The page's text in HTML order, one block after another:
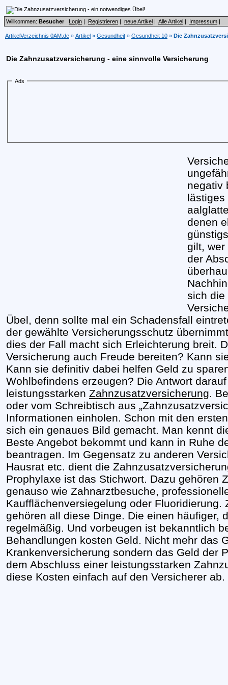
Willkommen: Besucher Login | Registrieren | neue Artikel | Alle Artikel | Impressum |
ArtikelVerzeichnis 0AM.de » Artikel » Gesundheit » Gesundheit 10 » Die
Die Zahnzusatzversicherung - eine sinnvolle Versicherung
Ads
negativ
lästiges
denen
gilt, wer
der
sich die
Übel, denn sollte mal ein Schadensfall
der gewählte Versicherungsschutz
dies der Fall macht sich Erleichterung breit.
Versicherung auch Freude bereiten? Kann
Kann sie definitiv dabei helfen Geld zu
Wohlbefindens erzeugen? Die Antwort
leistungsstarken Zahnzusatzversicherung.
oder vom Schreibtisch aus
Informationen einholen. Schon mit den
sich ein genaues Bild gemacht. Man kennt
Beste Angebot bekommt und kann in Ruhe
beantragen. Im Gegensatz zu anderen
Hausrat etc. dient die
Prophylaxe ist das Stichwort. Dazu gehören
genauso wie Zahnarztbesuche,
Kaufflächenversiegelung oder
gehören all diese Dinge. Die einen häufiger,
regelmäßig. Und vorbeugen ist bekanntlich
Behandlungen kosten Geld. Nicht mehr das
Krankenversicherung sondern das Geld der
dem Abschluss einer leistungsstarken
diese Kosten einfach auf den Versicherer ab.